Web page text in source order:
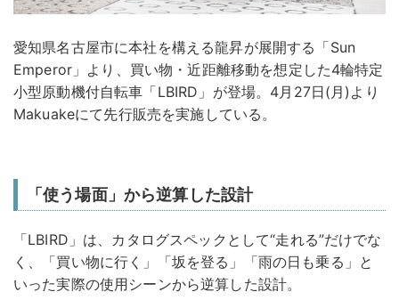
愛知県名古屋市に本社を構える龍昇が展開する「Sun
Emperor」より、買い物・近距離移動を想定した4輪特定
小型原動機付自転車「LBIRD」が登場。4月27日(月)より
Makuakeにて先行販売を実施している。
「使う場面」から逆算した設計
「LBIRD」は、カタログスペックとして“走れる”だけでな
く、「買い物に行く」「坂を登る」「雨の日も乗る」と
いった実際の使用シーンから逆算した設計。